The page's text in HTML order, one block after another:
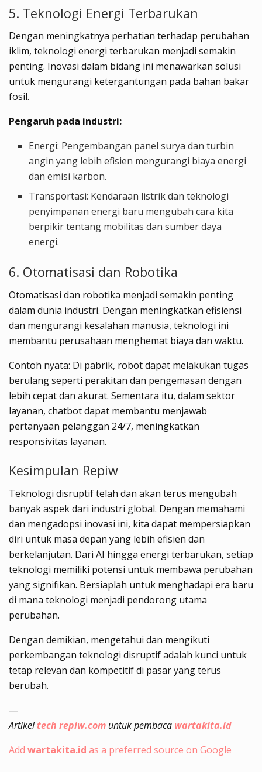
5. Teknologi Energi Terbarukan
Dengan meningkatnya perhatian terhadap perubahan
iklim, teknologi energi terbarukan menjadi semakin
penting. Inovasi dalam bidang ini menawarkan solusi
untuk mengurangi ketergantungan pada bahan bakar
fosil.
Pengaruh pada industri:
Energi: Pengembangan panel surya dan turbin
angin yang lebih efisien mengurangi biaya energi
dan emisi karbon.
Transportasi: Kendaraan listrik dan teknologi
penyimpanan energi baru mengubah cara kita
berpikir tentang mobilitas dan sumber daya
energi.
6. Otomatisasi dan Robotika
Otomatisasi dan robotika menjadi semakin penting
dalam dunia industri. Dengan meningkatkan efisiensi
dan mengurangi kesalahan manusia, teknologi ini
membantu perusahaan menghemat biaya dan waktu.
Contoh nyata: Di pabrik, robot dapat melakukan tugas
berulang seperti perakitan dan pengemasan dengan
lebih cepat dan akurat. Sementara itu, dalam sektor
layanan, chatbot dapat membantu menjawab
pertanyaan pelanggan 24/7, meningkatkan
responsivitas layanan.
Kesimpulan Repiw
Teknologi disruptif telah dan akan terus mengubah
banyak aspek dari industri global. Dengan memahami
dan mengadopsi inovasi ini, kita dapat mempersiapkan
diri untuk masa depan yang lebih efisien dan
berkelanjutan. Dari AI hingga energi terbarukan, setiap
teknologi memiliki potensi untuk membawa perubahan
yang signifikan. Bersiaplah untuk menghadapi era baru
di mana teknologi menjadi pendorong utama
perubahan.
Dengan demikian, mengetahui dan mengikuti
perkembangan teknologi disruptif adalah kunci untuk
tetap relevan dan kompetitif di pasar yang terus
berubah.
—
Artikeltech repiw.com untuk pembaca wartakita.id
Add wartakita.id as a preferred source on Google